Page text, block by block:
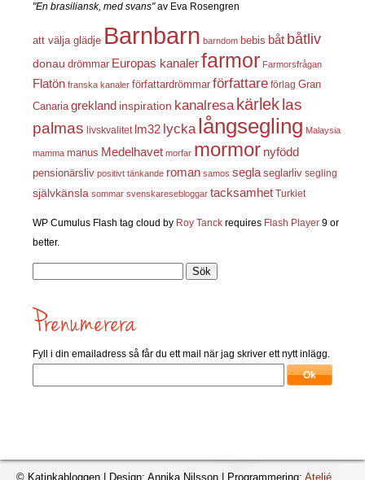
"En brasiliansk, med svans"av Eva Rosengren
att välja glädje Barnbarn barndom bebis båt båtliv
donau drömmar Europas kanalerfarmor Farmorsfrågan
Flatön franska kanaler författardrömmar författare förlag Gran
Canaria grekland inspiration kanalresa kärleklas
palmas livskvalitet lm32 lycka långsegling Malaysia
mamma manus Medelhavet morfar mormor nyfödd
pensionärsliv positivt tänkande roman samos segla seglarliv segling
självkänsla sommar svenskaresebloggar tacksamhet Turkiet
WP Cumulus Flash tag cloud by Roy Tanck requires Flash Player 9 or
better.
Fyll i din emailadress så får du ett mail när jag skriver ett nytt inlägg.
© Katinkabloggen | Design: Annika Nilsson | Programmering: Ateljé